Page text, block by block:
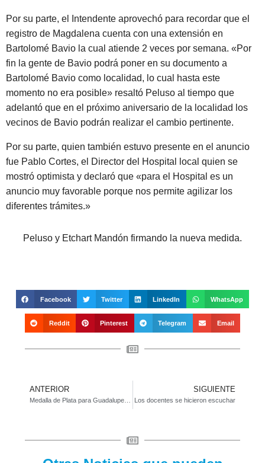
Por su parte, el Intendente aprovechó para recordar que el
registro de Magdalena cuenta con una extensión en
Bartolomé Bavio la cual atiende 2 veces por semana. «Por
fin la gente de Bavio podrá poner en su documento a
Bartolomé Bavio como localidad, lo cual hasta este
momento no era posible» resaltó Peluso al tiempo que
adelantó que en el próximo aniversario de la localidad los
vecinos de Bavio podrán realizar el cambio pertinente.
Por su parte, quien también estuvo presente en el anuncio
fue Pablo Cortes, el Director del Hospital local quien se
mostró optimista y declaró que «para el Hospital es un
anuncio muy favorable porque nos permite agilizar los
diferentes trámites.»
Peluso y Etchart Mandón firmando la nueva medida.
Facebook Twitter LinkedIn WhatsApp
Reddit Pinterest Telegram Email
ANTERIOR SIGUIENTE
Los docentes se hicieron escuchar